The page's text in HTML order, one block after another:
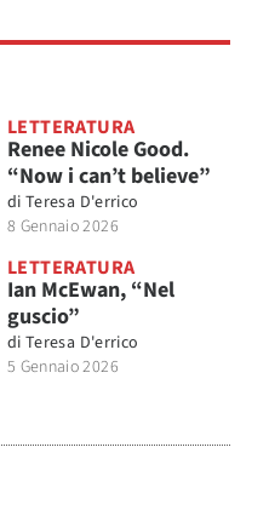
LETTERATURA
Renee Nicole Good.
“Now i can’t believe”
di Teresa D'errico
8 Gennaio 2026
LETTERATURA
Ian McEwan, “Nel
guscio”
di Teresa D'errico
5 Gennaio 2026